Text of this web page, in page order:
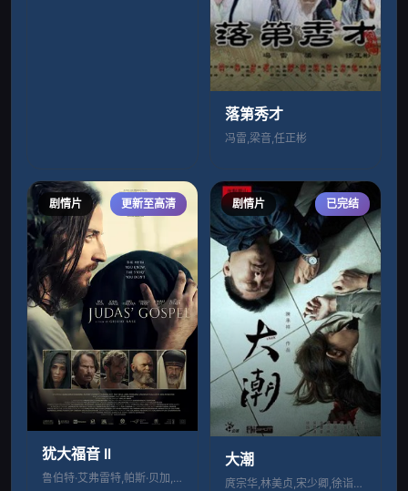
落第秀才
冯雷,梁音,任正彬
剧情片 更新至高清
犹大福音 Il
鲁伯特·艾弗雷特,帕斯·贝加,阿贝尔·费
剧情片 已完结
大潮
庹宗华,林美贞,宋少卿,徐诣帆,李国超,